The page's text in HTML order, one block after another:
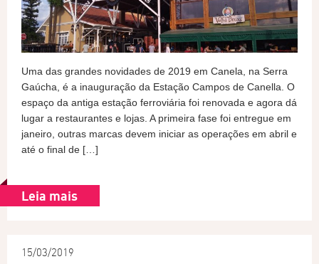
Uma das grandes novidades de 2019 em Canela, na Serra
Gaúcha, é a inauguração da Estação Campos de Canella. O
espaço da antiga estação ferroviária foi renovada e agora dá
lugar a restaurantes e lojas. A primeira fase foi entregue em
janeiro, outras marcas devem iniciar as operações em abril e
até o final de […]
Leia mais
15/03/2019